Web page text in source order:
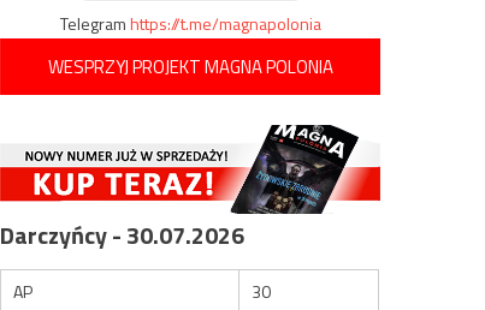
Telegramhttps://t.me/magnapolonia
WESPRZYJ PROJEKT MAGNA POLONIA
Darczyńcy - 30.07.2026
AP
30